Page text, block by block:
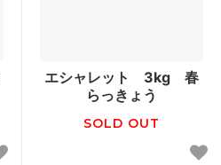
エシャレット 3kg 春
らっきょう
SOLD OUT